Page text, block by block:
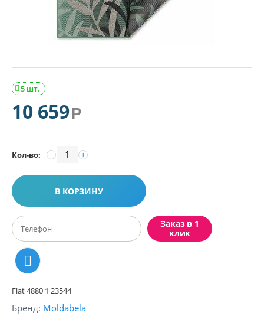
5 шт.

10 659Р
Кол-во: +
−
В КОРЗИНУ
Заказ в 1
клик
Flat 4880 1 23544
Бренд Moldabela